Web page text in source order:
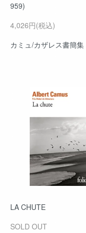
959)
4,026円(税込)
カミュ/カザレス書簡集
LA CHUTE
SOLD OUT